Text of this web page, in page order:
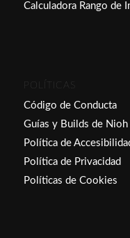
Calculadora Rango de
POLÍTICAS
Código de Conducta
Guías y Builds de Nioh
Política de
Política de Privacidad
Políticas de Cookies